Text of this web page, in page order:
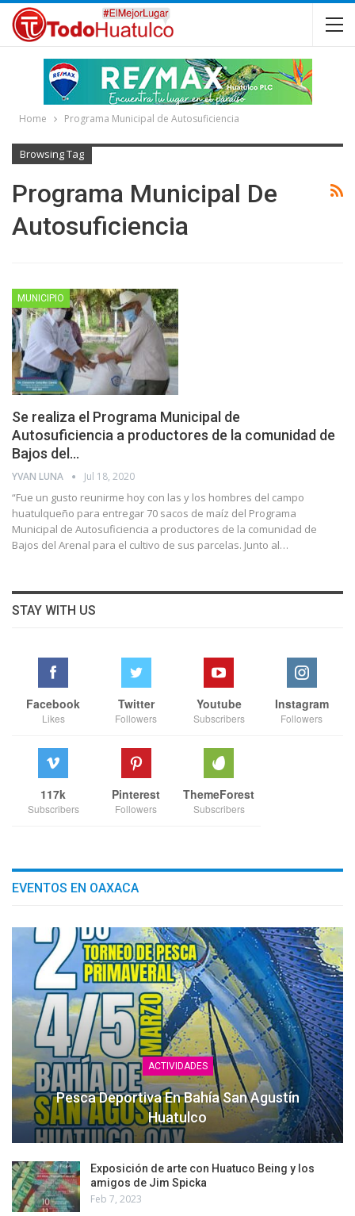
Home Programa Municipal de Autosuficiencia
Browsing Tag
Programa Municipal De
Autosuficiencia
MUNICIPIO
Se realiza el Programa Municipal de
Autosuficiencia a productores de la comunidad de
Bajos del…
YVAN LUNA Jul 18, 2020
“Fue un gusto reunirme hoy con las y los hombres del campo
huatulqueño para entregar 70 sacos de maíz del Programa
Municipal de Autosuficiencia a productores de la comunidad de
Bajos del Arenal para el cultivo de sus parcelas. Junto al…
STAY WITH US
Facebook
Likes
Twitter
Followers
Youtube
Subscribers
Instagram
Followers
117k
Subscribers
Pinterest
Followers
ThemeForest
Subscribers
EVENTOS EN OAXACA
ACTIVIDADES
Pesca Deportiva En Bahía San Agustín
Huatulco
Exposición de arte con Huatuco Being y los
amigos de Jim Spicka
Feb 7, 2023